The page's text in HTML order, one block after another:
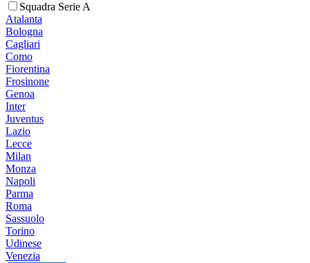
Squadra Serie A
Atalanta
Bologna
Cagliari
Como
Fiorentina
Frosinone
Genoa
Inter
Juventus
Lazio
Lecce
Milan
Monza
Napoli
Parma
Roma
Sassuolo
Torino
Udinese
Venezia